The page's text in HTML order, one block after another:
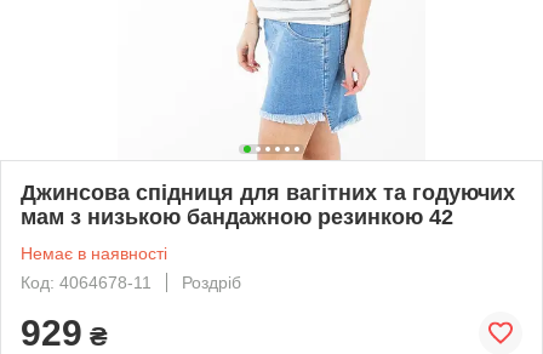
Джинсова спідниця для вагітних та годуючих
мам з низькою бандажною резинкою 42
Немає в наявності
Код: 4064678-11
Роздріб
929 ₴